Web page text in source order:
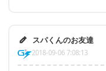
スパくんのお友達
2018-09-06 7:08:13